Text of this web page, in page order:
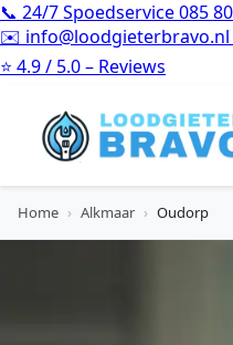
📞 24/7 Spoedservice085
✉️ info@loodgieterbravo.nl
⭐ 4.9 / 5.0 – Reviews
Home › Alkmaar › Oudorp